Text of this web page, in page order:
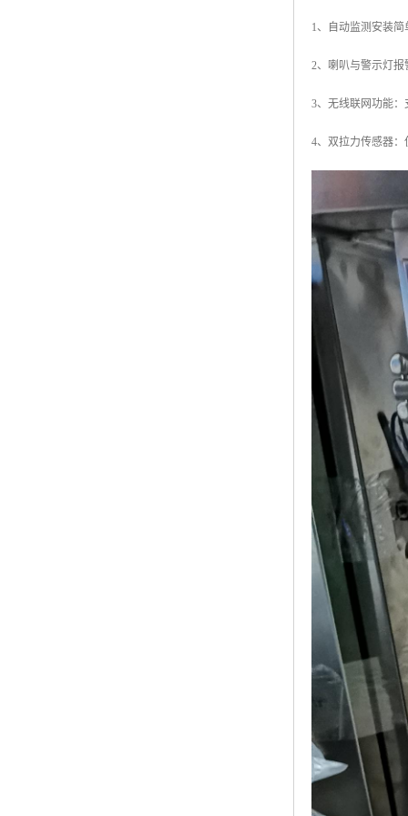
1、自动监测安装
2、喇叭与警示灯报
3、无线联网功能：
4、双拉力传感器：